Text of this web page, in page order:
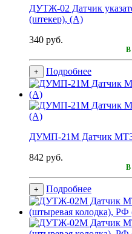
ДУТЖ-02 Датчик
(штекер), (А)
340 руб.
В
+ Подробнее
ДУМП-21М Датчик МТЗ
842 руб.
В
+ Подробнее